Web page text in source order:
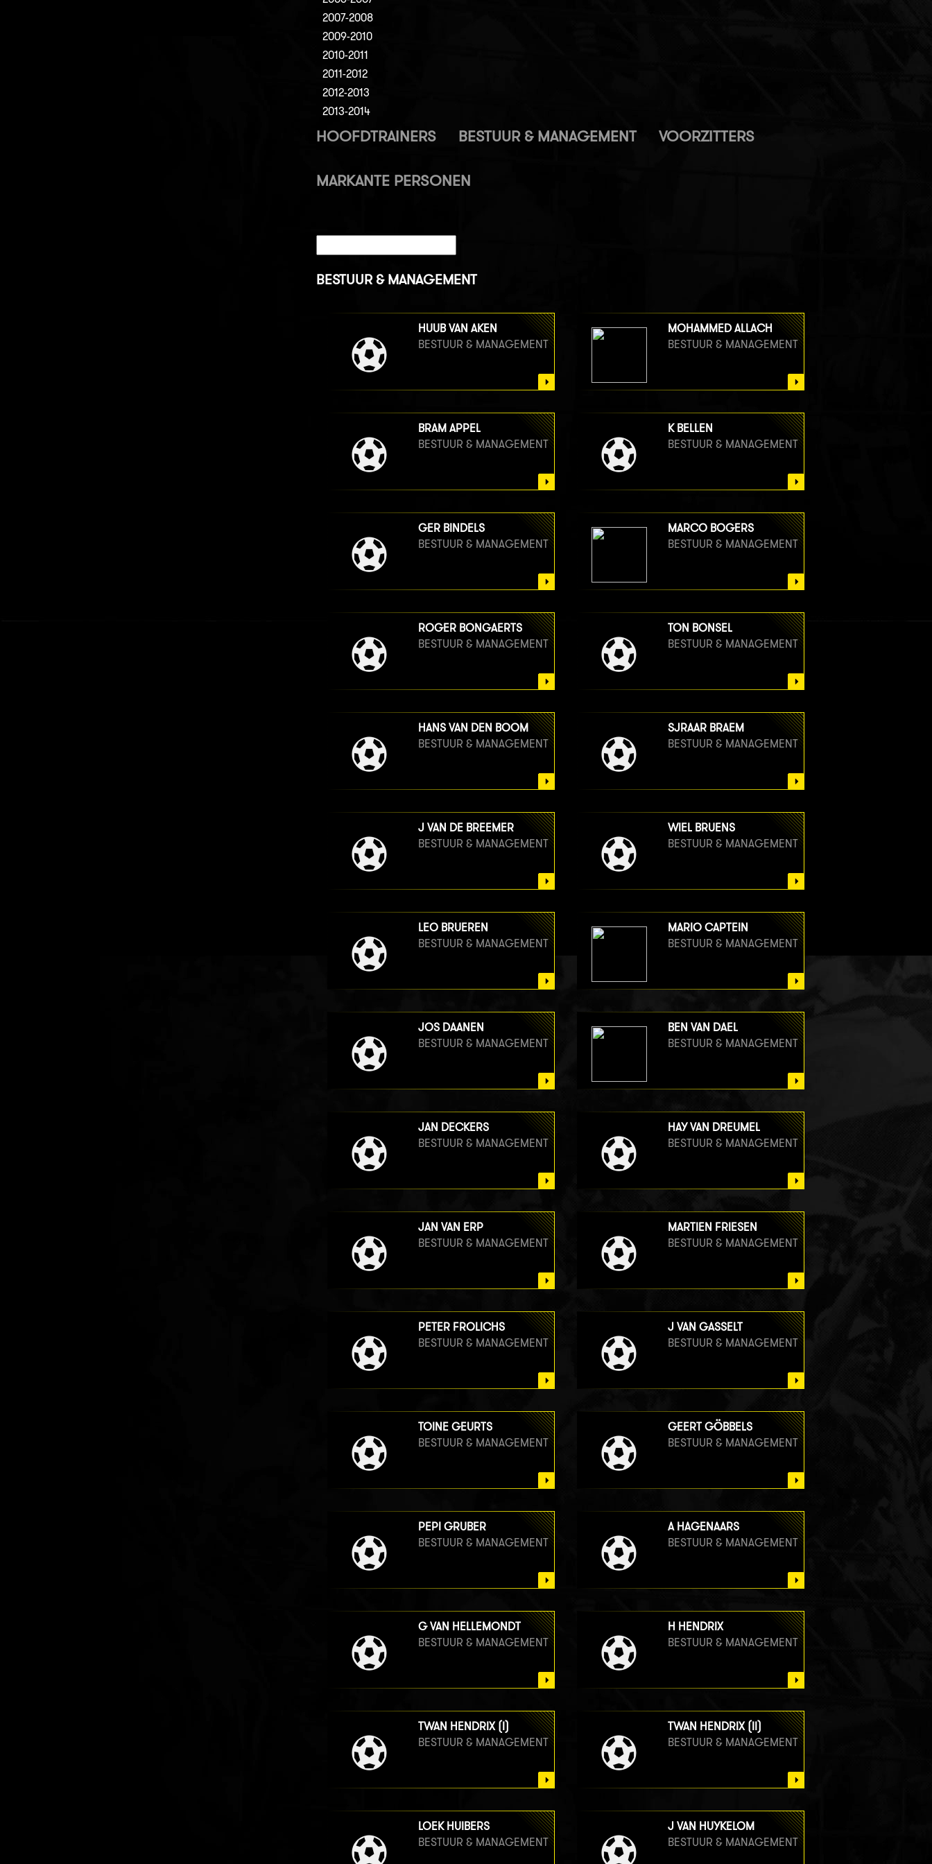
2007-2008
2009-2010
2010-2011
2011-2012
2012-2013
2013-2014
HOOFDTRAINERS BESTUUR & MANAGEMENT VOORZITTERS
MARKANTE PERSONEN
BESTUUR & MANAGEMENT
HUUB VAN AKEN
BESTUUR & MANAGEMENT
MOHAMMED ALLACH
BESTUUR & MANAGEMENT
BRAM APPEL
BESTUUR & MANAGEMENT
K BELLEN
BESTUUR & MANAGEMENT
GER BINDELS
BESTUUR & MANAGEMENT
MARCO BOGERS
BESTUUR & MANAGEMENT
ROGER BONGAERTS
BESTUUR & MANAGEMENT
TON BONSEL
BESTUUR & MANAGEMENT
HANS VAN DEN BOOM
BESTUUR & MANAGEMENT
SJRAAR BRAEM
BESTUUR & MANAGEMENT
J VAN DE BREEMER
BESTUUR & MANAGEMENT
WIEL BRUENS
BESTUUR & MANAGEMENT
LEO BRUEREN
BESTUUR & MANAGEMENT
MARIO CAPTEIN
BESTUUR & MANAGEMENT
JOS DAANEN
BESTUUR & MANAGEMENT
BEN VAN DAEL
BESTUUR & MANAGEMENT
JAN DECKERS
BESTUUR & MANAGEMENT
HAY VAN DREUMEL
BESTUUR & MANAGEMENT
JAN VAN ERP
BESTUUR & MANAGEMENT
MARTIEN FRIESEN
BESTUUR & MANAGEMENT
PETER FROLICHS
BESTUUR & MANAGEMENT
J VAN GASSELT
BESTUUR & MANAGEMENT
TOINE GEURTS
BESTUUR & MANAGEMENT
GEERT GÖBBELS
BESTUUR & MANAGEMENT
PEPI GRUBER
BESTUUR & MANAGEMENT
A HAGENAARS
BESTUUR & MANAGEMENT
G VAN HELLEMONDT
BESTUUR & MANAGEMENT
H HENDRIX
BESTUUR & MANAGEMENT
TWAN HENDRIX (I)
BESTUUR & MANAGEMENT
TWAN HENDRIX (II)
BESTUUR & MANAGEMENT
LOEK HUIBERS
BESTUUR & MANAGEMENT
J VAN HUYKELOM
BESTUUR & MANAGEMENT